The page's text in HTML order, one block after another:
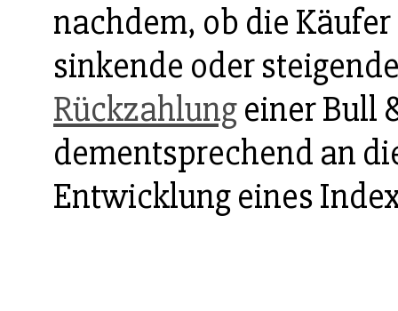
nachdem, ob die
sinkende oder
Rückzahlungeiner Bull
dementsprechend an
Entwicklung eines